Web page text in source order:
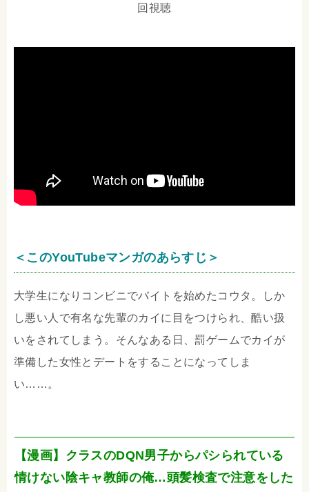
回視聴
＜このYouTubeマンガのあらすじ＞
大学生になりコンビニでバイトを始めたコウタ。しか
し悪い人で有名な先輩のカイに目をつけられ、酷い扱
いをされてしまう。そんなある日、罰ゲームでカイが
準備した女性とデートをすることになってしま
い……。
【漫画】クラスのDQN男子からパシられている
情けない陰キャ教師の俺…頭髪検査で注意をした